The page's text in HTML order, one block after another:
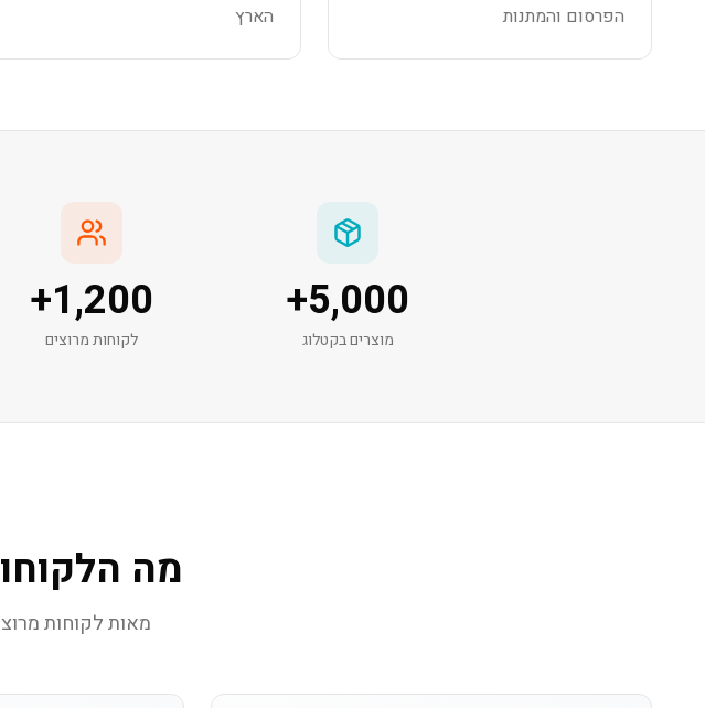
הפרסום והמתנות
הארץ
5,000
+
מוצרים בקטלוג
1,200
+
לקוחות מרוצים
מה
מאות לקוחות